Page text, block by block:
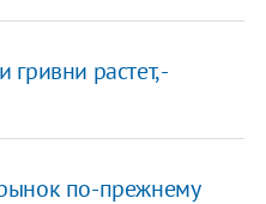
растет, -
по-прежнему